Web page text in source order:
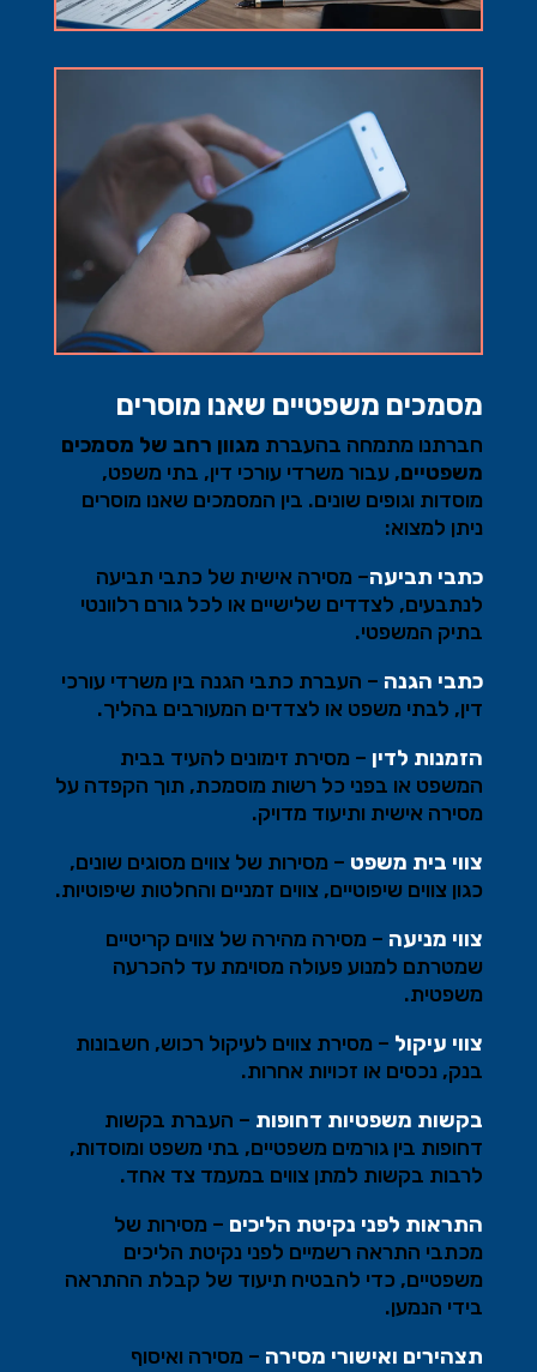
מסמכים משפטיים שאנו מוסרים
חברתנו מתמחה בהעברת מגוון רחב של מסמכים
משפטיים, עבור משרדי עורכי דין, בתי משפט,
מוסדות וגופים שונים. בין המסמכים שאנו מוסרים
ניתן למצוא:
כתבי תביעה– מסירה אישית של כתבי תביעה
לנתבעים, לצדדים שלישיים או לכל גורם רלוונטי
בתיק המשפטי.
כתבי הגנה – העברת כתבי הגנה בין משרדי עורכי
דין, לבתי משפט או לצדדים המעורבים בהליך.
הזמנות לדין – מסירת זימונים להעיד בבית
המשפט או בפני כל רשות מוסמכת, תוך הקפדה על
מסירה אישית ותיעוד מדויק.
צווי בית משפט – מסירות של צווים מסוגים שונים,
כגון צווים שיפוטיים, צווים זמניים והחלטות שיפוטיות.
צווי מניעה – מסירה מהירה של צווים קריטיים
שמטרתם למנוע פעולה מסוימת עד להכרעה
משפטית.
צווי עיקול – מסירת צווים לעיקול רכוש, חשבונות
בנק, נכסים או זכויות אחרות.
בקשות משפטיות דחופות – העברת בקשות
דחופות בין גורמים משפטיים, בתי משפט ומוסדות,
לרבות בקשות למתן צווים במעמד צד אחד.
התראות לפני נקיטת הליכים – מסירות של
מכתבי התראה רשמיים לפני נקיטת הליכים
משפטיים, כדי להבטיח תיעוד של קבלת ההתראה
בידי הנמען.
תצהירים ואישורי מסירה – מסירה ואיסוף